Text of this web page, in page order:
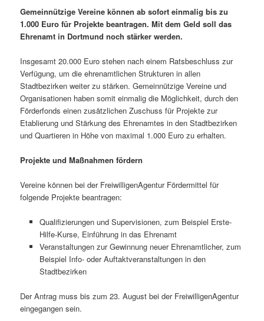
Gemeinnützige Vereine können ab sofort einmalig bis zu
1.000 Euro für Projekte beantragen. Mit dem Geld soll das
Ehrenamt in Dortmund noch stärker werden.
Insgesamt 20.000 Euro stehen nach einem Ratsbeschluss zur
Verfügung, um die ehrenamtlichen Strukturen in allen
Stadtbezirken weiter zu stärken. Gemeinnützige Vereine und
Organisationen haben somit einmalig die Möglichkeit, durch den
Förderfonds einen zusätzlichen Zuschuss für Projekte zur
Etablierung und Stärkung des Ehrenamtes in den Stadtbezirken
und Quartieren in Höhe von maximal 1.000 Euro zu erhalten.
Projekte und Maßnahmen fördern
Vereine können bei der FreiwilligenAgentur Fördermittel für
folgende Projekte beantragen:
Qualifizierungen und Supervisionen, zum Beispiel Erste-
Hilfe-Kurse, Einführung in das Ehrenamt
Veranstaltungen zur Gewinnung neuer Ehrenamtlicher, zum
Beispiel Info- oder Auftaktveranstaltungen in den
Stadtbezirken
Der Antrag muss bis zum 23. August bei der FreiwilligenAgentur
eingegangen sein.